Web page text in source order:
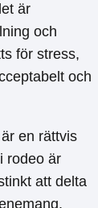
är
och
för stress,
och
en rättvis
rodeo är
att delta